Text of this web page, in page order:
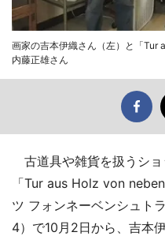
画家の吉本伊織さん（左）と「
内藤正雄さん
古道具や雑貨を扱うシ
「Tur aus Holz von
ツ フォンネーベンシュト
4）で10月2日から、吉本